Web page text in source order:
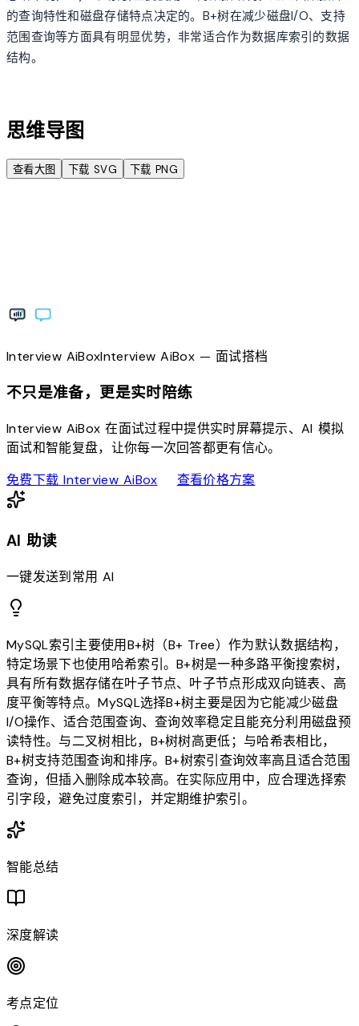
的查询特性和磁盘存储特点决定的。B+树在减少磁盘I/O、支持
范围查询等方面具有明显优势，非常适合作为数据库索引的数据
结构。
思维导图
查看大图 下载 SVG 下载 PNG
Interview AiBoxInterviewAiBox— 面试搭档
不只是准备，更是实时陪练
Interview AiBox 在面试过程中提供实时屏幕提示、AI 模拟
面试和智能复盘，让你每一次回答都更有信心。
免费下载 Interview AiBoxdownload查看价格方案sell
AI 助读
一键发送到常用 AI
MySQL索引主要使用B+树（B+ Tree）作为默认数据结构，
特定场景下也使用哈希索引。B+树是一种多路平衡搜索树，
具有所有数据存储在叶子节点、叶子节点形成双向链表、高
度平衡等特点。MySQL选择B+树主要是因为它能减少磁盘
I/O操作、适合范围查询、查询效率稳定且能充分利用磁盘预
读特性。与二叉树相比，B+树树高更低；与哈希表相比，
B+树支持范围查询和排序。B+树索引查询效率高且适合范围
查询，但插入删除成本较高。在实际应用中，应合理选择索
引字段，避免过度索引，并定期维护索引。
智能总结
深度解读
考点定位